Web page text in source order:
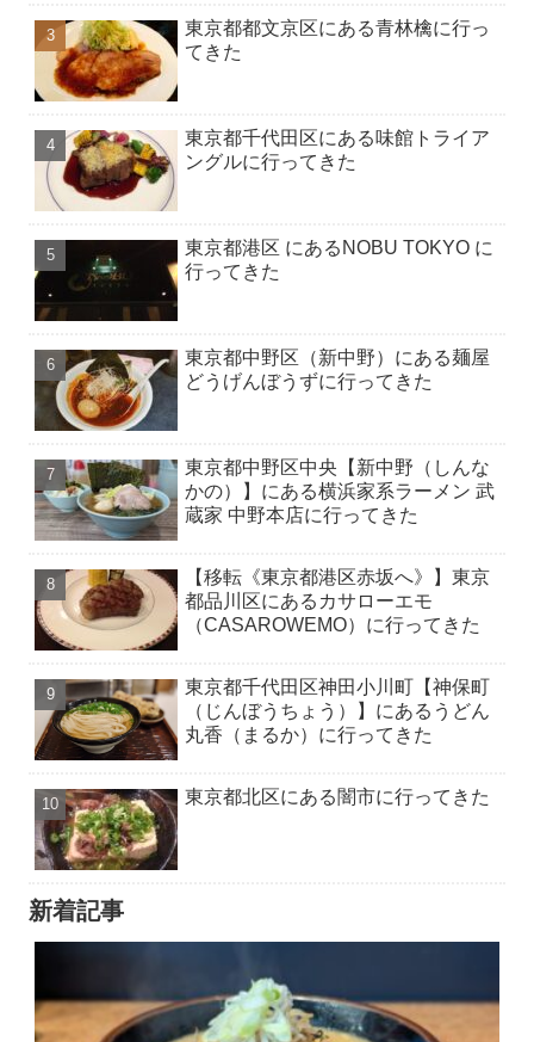
東京都都文京区にある青林檎に行っ
てきた
東京都千代田区にある味館トライア
ングルに行ってきた
東京都港区 にあるNOBU TOKYO に
行ってきた
東京都中野区（新中野）にある麺屋
どうげんぼうずに行ってきた
東京都中野区中央【新中野（しんな
かの）】にある横浜家系ラーメン 武
蔵家 中野本店に行ってきた
【移転《東京都港区赤坂へ》】東京
都品川区にあるカサローエモ
（CASAROWEMO）に行ってきた
東京都千代田区神田小川町【神保町
（じんぼうちょう）】にあるうどん
丸香（まるか）に行ってきた
東京都北区にある闇市に行ってきた
新着記事